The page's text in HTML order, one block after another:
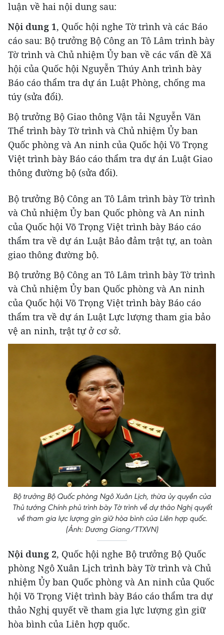
luận về hai nội dung sau:
Nội dung 1, Quốc hội nghe Tờ trình và các Báo
cáo sau: Bộ trưởng Bộ Công an Tô Lâm trình bày
Tờ trình và Chủ nhiệm Ủy ban về các vấn đề Xã
hội của Quốc hội Nguyễn Thúy Anh trình bày
Báo cáo thẩm tra dự án Luật Phòng, chống ma
túy (sửa đổi).
Bộ trưởng Bộ Giao thông Vận tải Nguyễn Văn
Thể trình bày Tờ trình và Chủ nhiệm Ủy ban
Quốc phòng và An ninh của Quốc hội Võ Trọng
Việt trình bày Báo cáo thẩm tra dự án Luật Giao
thông đường bộ (sửa đổi).
Bộ trưởng Bộ Công an Tô Lâm trình bày Tờ trình
và Chủ nhiệm Ủy ban Quốc phòng và An ninh
của Quốc hội Võ Trọng Việt trình bày Báo cáo
thẩm tra về dự án Luật Bảo đảm trật tự, an toàn
giao thông đường bộ.
Bộ trưởng Bộ Công an Tô Lâm trình bày Tờ trình
và Chủ nhiệm Ủy ban Quốc phòng và An ninh
của Quốc hội Võ Trọng Việt trình bày Báo cáo
thẩm tra về dự án Luật Lực lượng tham gia bảo
vệ an ninh, trật tự ở cơ sở.
Bộ trưởng Bộ Quốc phòng Ngô Xuân Lịch, thừa ủy quyền của
Thủ tướng Chính phủ trình bày Tờ trình về dự thảo Nghị quyết
về tham gia lực lượng gìn giữ hòa bình của Liên hợp quốc.
(Ảnh: Dương Giang/TTXVN)
Nội dung 2, Quốc hội nghe Bộ trưởng Bộ Quốc
phòng Ngô Xuân Lịch trình bày Tờ trình và Chủ
nhiệm Ủy ban Quốc phòng và An ninh của Quốc
hội Võ Trọng Việt trình bày Báo cáo thẩm tra dự
thảo Nghị quyết về tham gia lực lượng gìn giữ
hòa bình của Liên hợp quốc.